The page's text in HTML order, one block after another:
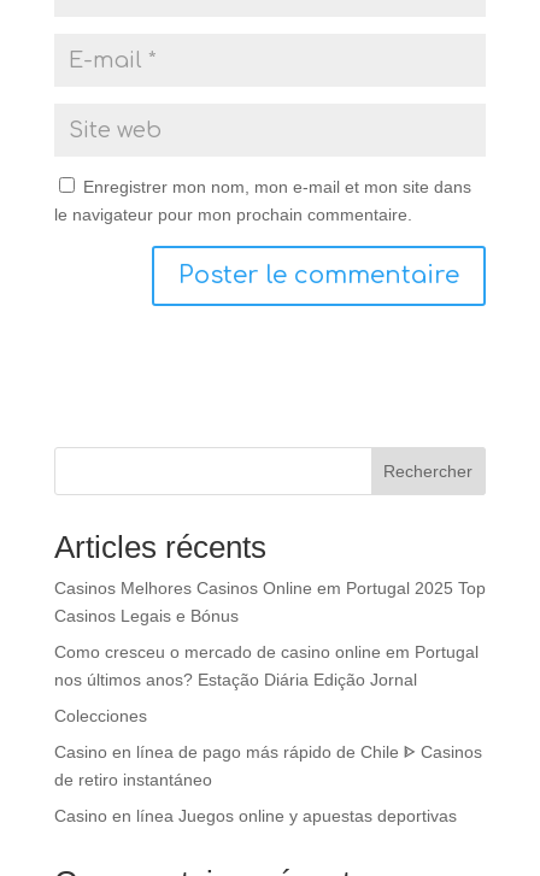
Enregistrer mon nom, mon e-mail et mon site dans
le navigateur pour mon prochain commentaire.
Rechercher
Articles récents
Casinos Melhores Casinos Online em Portugal 2025 Top
Casinos Legais e Bónus
Como cresceu o mercado de casino online em Portugal
nos últimos anos? Estação Diária Edição Jornal
Colecciones
Casino en línea de pago más rápido de Chile ᐈ Casinos
de retiro instantáneo
Casino en línea Juegos online y apuestas deportivas